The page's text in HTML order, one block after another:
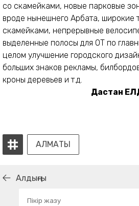
со скамейками, новые парковые
вроде нынешнего Арбата, широкие
скамейками, непрерывные
выделенные полосы для ОТ по
целом улучшение городского
больших знаков рекламы,
кроны деревьев и т.д.
Дастан
АЛМАТЫ
Алдыңғы